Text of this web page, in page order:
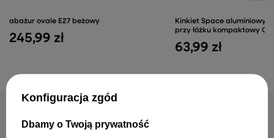
abażur ovale E27 beżowy
245,99 zł
Kinkiet Space aluminiowy
przy łóżku kompaktowy G9
63,99 zł
Konfiguracja zgód
Dbamy o Twoją prywatność